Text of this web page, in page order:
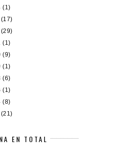
(1)
(17)
(29)
(1)
(9)
(1)
(6)
(1)
(8)
(21)
EN TOTAL